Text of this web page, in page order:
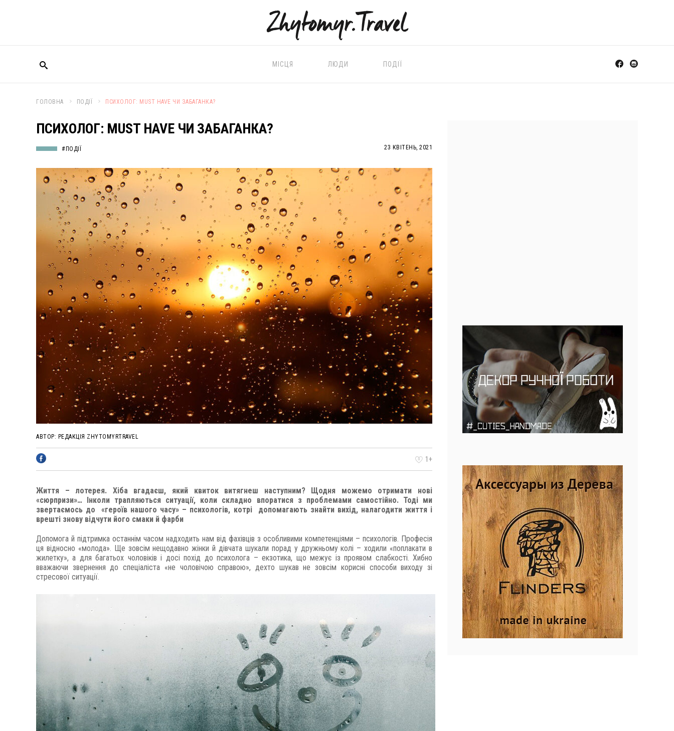
МІСЦЯ ЛЮДИ ПОДІЇ
ГОЛОВНА ПОДІЇ ПСИХОЛОГ: MUST HAVE ЧИ ЗАБАГАНКА?
ПСИХОЛОГ: MUST HAVE ЧИ ЗАБАГАНКА?
#ПОДІЇ 23 КВІТЕНЬ, 2021
АВТОР: РЕДАКЦІЯ ZHYTOMYRTRAVEL
1+
Життя – лотерея. Хіба вгадаєш, який квиток витягнеш наступним? Щодня можемо отримати нові
«сюрпризи»… Інколи трапляються ситуації, коли складно впоратися з проблемами самостійно. Тоді ми
звертаємось до «героїв нашого часу» – психологів, котрі допомагають знайти вихід, налагодити життя і
врешті знову відчути його смаки й фарби
Допомога й підтримка останнім часом надходить нам від фахівців з особливими компетенціями – психологів. Професія
ця відносно «молода». Ще зовсім нещодавно жінки й дівчата шукали порад у дружньому колі – ходили «поплакати в
жилетку», а для багатьох чоловіків і досі похід до психолога – екзотика, що межує із проявом слабкості. Хибно
вважаючи звернення до спеціаліста «не чоловічою справою», дехто шукав не зовсім корисні способи виходу зі
стресової ситуації.